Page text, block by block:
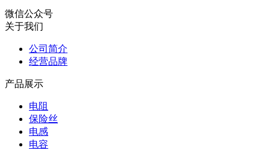
微信公众号
关于我们
公司简介
经营品牌
产品展示
电阻
保险丝
电感
电容